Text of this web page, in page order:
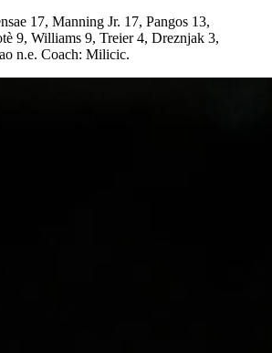
17, Manning Jr. 17, Pangos 13,
9, Williams 9, Treier 4, Dreznjak 3,
n.e. Coach: Milicic.